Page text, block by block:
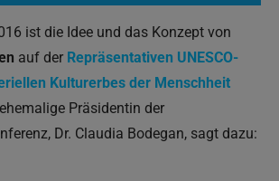
ist die Idee und das Konzept von
auf der Repräsentativen UNESCO-
Kulturerbes der Menschheit
Präsidentin der
Dr. Claudia Bodegan, sagt dazu: